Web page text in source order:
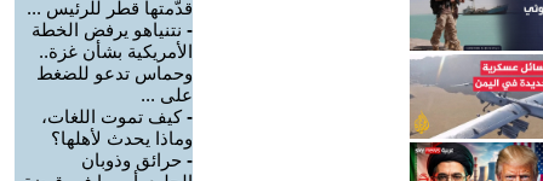
قدّمتها قطر للرئيس ...
- نتنياهو يرفض الخطة
الأمريكية بشأن غزة..
وحماس تدعو للضغط
على ...
-كيف تموت اللغات،
وماذا يحدث لأهلها؟
- حرائق وذوبان